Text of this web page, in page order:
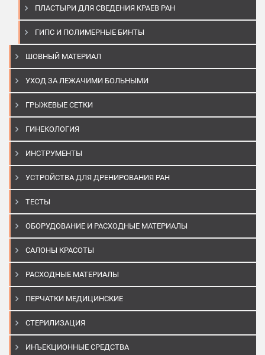
ПЛАСТЫРИ ДЛЯ СВЕДЕНИЯ КРАЕВ РАН
ГИПС И ПОЛИМЕРНЫЕ БИНТЫ
ШОВНЫЙ МАТЕРИАЛ
УХОД ЗА ЛЕЖАЧИМИ БОЛЬНЫМИ
ГРЫЖЕВЫЕ СЕТКИ
ГИНЕКОЛОГИЯ
ИНСТРУМЕНТЫ
УСТРОЙСТВА ДЛЯ ДРЕНИРОВАНИЯ РАН
ТЕСТЫ
ОБОРУДОВАНИЕ И РАСХОДНЫЕ МАТЕРИАЛЫ
САЛОНЫ КРАСОТЫ
РАСХОДНЫЕ МАТЕРИАЛЫ
ПЕРЧАТКИ МЕДИЦИНСКИЕ
СТЕРИЛИЗАЦИЯ
ИНЪЕКЦИОННЫЕ СРЕДСТВА